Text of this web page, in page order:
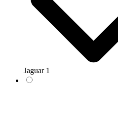
Jaguar 1